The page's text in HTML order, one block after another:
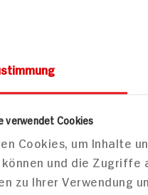
verwendet Cookies
Cookies, um Inhalte
und die Zugriffe
zu Ihrer Verwendung